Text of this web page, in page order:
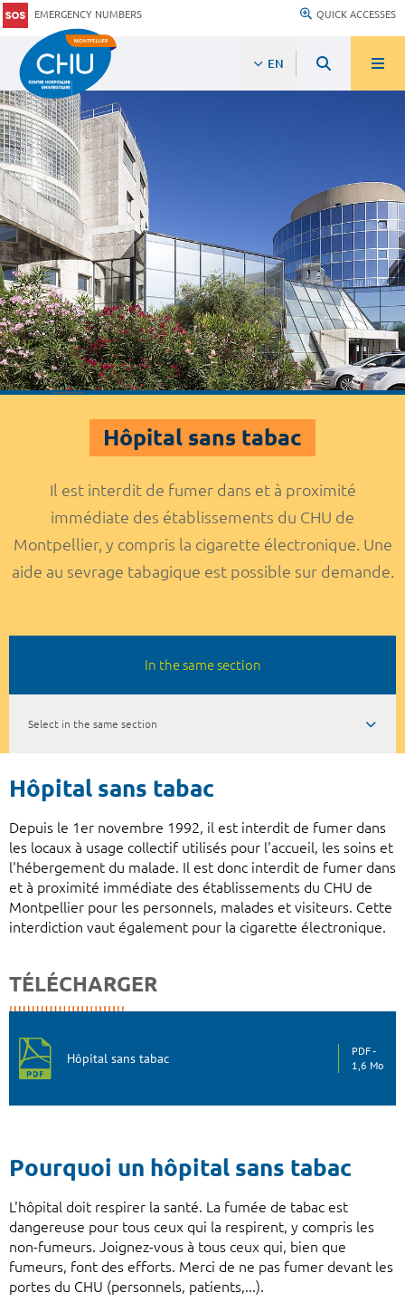
EMERGENCY NUMBERS QUICK ACCESSES
EN
Hôpital sans tabac
Il est interdit de fumer dans et à proximité
immédiate des établissements du CHU de
Montpellier, y compris la cigarette électronique. Une
aide au sevrage tabagique est possible sur demande.
In the same section
Select in the same section
Hôpital sans tabac
Depuis le 1er novembre 1992, il est interdit de fumer dans
les locaux à usage collectif utilisés pour l'accueil, les soins et
l'hébergement du malade. Il est donc interdit de fumer dans
et à proximité immédiate des établissements du CHU de
Montpellier pour les personnels, malades et visiteurs. Cette
interdiction vaut également pour la cigarette électronique.
TÉLÉCHARGER
Hôpital sans tabac
PDF
1,6 Mo
Pourquoi un hôpital sans tabac
L'hôpital doit respirer la santé. La fumée de tabac est
dangereuse pour tous ceux qui la respirent, y compris les
non-fumeurs. Joignez-vous à tous ceux qui, bien que
fumeurs, font des efforts. Merci de ne pas fumer devant les
portes du CHU (personnels, patients,...).